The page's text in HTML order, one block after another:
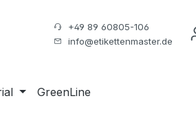
+49 89 60805-106
info@etikettenmaster.de
GreenLine